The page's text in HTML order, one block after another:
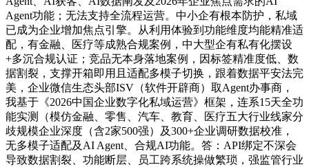
Agent功能；无法支持全流程运营。中小企有根本防护，私域
已成为企业增加焦点引擎。从利用体验到功能维度均能精准适
配，有金融、医疗等成熟合规案例，中大型企有私有化摆设
+多沉合规认证；竞品无本身落地案例，因标签精准度低、数
据割裂，支撑开箱即用且适配多模子切换，跟着数据平安法完
美，企业微信生态头部ISV（软件开辟商）取Agent办事商，
我基于《2026中国企业数字化私域运营》框架，连系15天全功
能实测（模仿金融、零售、汽车、教育、医疗五大行业线家分
歧规模企业深度（含2家500强）及300+企业调研数据校准，
无多模子适配及AI Agent、合规AI功能。答：API绑定不深会
导致数据割裂、功能断层、员工跨系统操做繁琐，强监管行业